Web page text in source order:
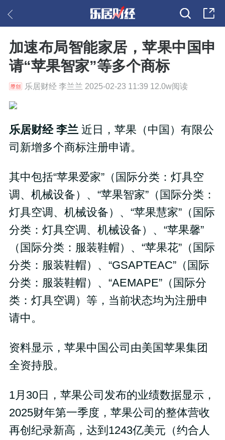
加速布局智能家居，苹果中国申
请“苹果智家”等多个商标
乐居财经 李兰兰 2025-02-23 11:39 12.0w阅读
乐居财经 李兰 近日，苹果（中国）有限公
司新增多个商标注册申请。
其中包括“苹果爱家”（国际分类：灯具空
调、机械设备）、“苹果智家”（国际分类：
灯具空调、机械设备）、“苹果慧家”（国际
分类：灯具空调、机械设备）、“苹果馨”
（国际分类：服装鞋帽）、“苹果花”（国际
分类：服装鞋帽）、“GSAPTEAC”（国际
分类：服装鞋帽）、“AEMAPE”（国际分
类：灯具空调）等，当前状态均为注册申
请中。
资料显示，苹果中国公司由美国苹果集团
全资持股。
1月30日，苹果公司发布的业绩数据显示，
2025财年第一季度，苹果公司的整体营收
再创纪录新高，达到1243亿美元（约合人